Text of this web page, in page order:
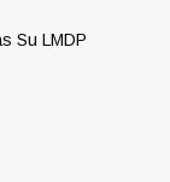
Su LMDP